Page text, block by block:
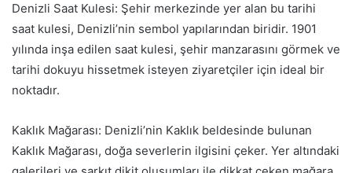
Denizli Saat Kulesi: Şehir merkezinde yer alan bu tarihi
saat kulesi, Denizli’nin sembol yapılarından biridir. 1901
yılında inşa edilen saat kulesi, şehir manzarasını görmek ve
tarihi dokuyu hissetmek isteyen ziyaretçiler için ideal bir
noktadır.
Kaklık Mağarası: Denizli’nin Kaklık beldesinde bulunan
Kaklık Mağarası, doğa severlerin ilgisini çeker. Yer altındaki